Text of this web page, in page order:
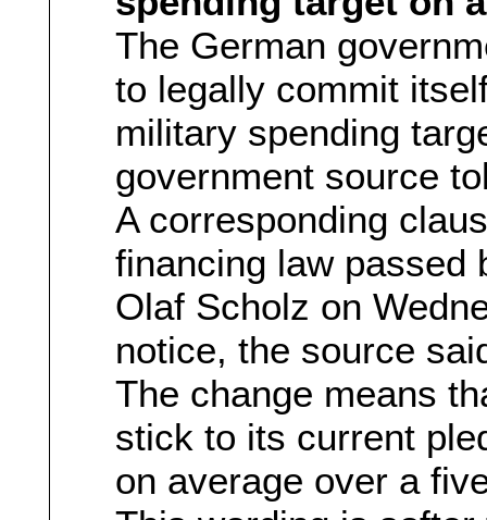
The German
to legally commit
military spending
government source
A corresponding
financing law passed
Olaf Scholz on
notice, the source
The change means
stick to its current
on average over a